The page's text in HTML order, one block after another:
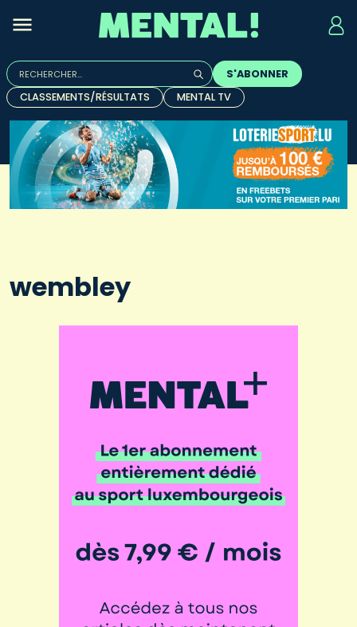
Rechercher :
Quand les résultats de l'auto-complétion sont
S'ABONNER
CLASSEMENTS/RÉSULTATS
MENTAL TV
wembley